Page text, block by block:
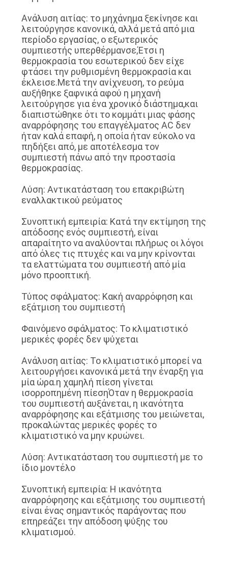
Ανάλυση αιτίας: το μηχάνημα ξεκίνησε και
λειτούργησε κανονικά, αλλά μετά από μια
περίοδο εργασίας, ο εξωτερικός
συμπιεστής υπερθέρμανσε,Έτσι η
θερμοκρασία του εσωτερικού δεν είχε
φτάσει την ρυθμισμένη θερμοκρασία και
έκλεισε.Μετά την ανίχνευση, το ρεύμα
αυξήθηκε ξαφνικά αφού η μηχανή
λειτούργησε για ένα χρονικό διάστημα,και
διαπιστώθηκε ότι το κομμάτι μιας φάσης
αναρρόφησης του επαγγέλματος AC δεν
ήταν καλά επαφή, η οποία ήταν εύκολο να
πηδήξει από, με αποτέλεσμα τον
συμπιεστή πάνω από την προστασία
θερμοκρασίας.
Λύση: Αντικατάσταση του επακριβώτη
εναλλακτικού ρεύματος
Συνοπτική εμπειρία: Κατά την εκτίμηση της
απόδοσης ενός συμπιεστή, είναι
απαραίτητο να αναλύονται πλήρως οι λόγοι
από όλες τις πτυχές και να μην κρίνονται
τα ελαττώματα του συμπιεστή από μία
μόνο προοπτική.
Τύπος σφάλματος: Κακή αναρρόφηση και
εξάτμιση του συμπιεστή
Φαινόμενο σφάλματος: Το κλιματιστικό
μερικές φορές δεν ψύχεται
Ανάλυση αιτίας: Το κλιματιστικό μπορεί να
λειτουργήσει κανονικά μετά την έναρξη για
μία ώρα.η χαμηλή πίεση γίνεται
ισορροπημένη πίεσηΌταν η θερμοκρασία
του συμπιεστή αυξάνεται, η ικανότητα
αναρρόφησης και εξάτμισης του μειώνεται,
προκαλώντας μερικές φορές το
κλιματιστικό να μην κρυώνει.
Λύση: Αντικατάσταση του συμπιεστή με το
ίδιο μοντέλο
Συνοπτική εμπειρία: Η ικανότητα
αναρρόφησης και εξάτμισης του συμπιεστή
είναι ένας σημαντικός παράγοντας που
επηρεάζει την απόδοση ψύξης του
κλιματισμού.